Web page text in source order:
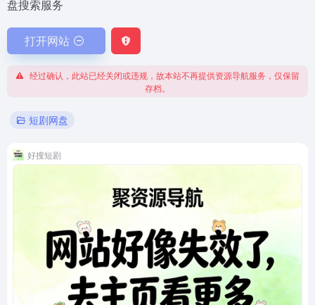
盘搜索服务
打开网站
经过确认，此站已经关闭或违规，故本站不再提供资源导航服务，仅保留
存档。
短剧网盘
好搜短剧